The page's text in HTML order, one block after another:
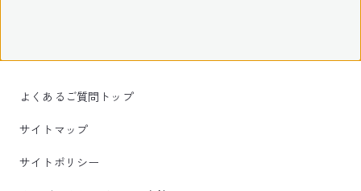
よくあるご質問トップ
サイトマップ
サイトポリシー